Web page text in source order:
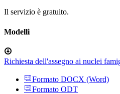
Il servizio è gratuito.
Modelli
Richiesta dell'assegno ai nuclei
Formato DOCX (Word)
Formato ODT